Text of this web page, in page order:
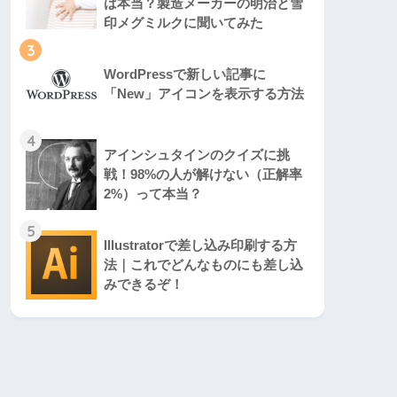
は本当？製造メーカーの明治と雪
印メグミルクに聞いてみた
3
WordPressで新しい記事に
「New」アイコンを表示する方法
4
アインシュタインのクイズに挑
戦！98%の人が解けない（正解率
2%）って本当？
5
Illustratorで差し込み印刷する方
法｜これでどんなものにも差し込
みできるぞ！